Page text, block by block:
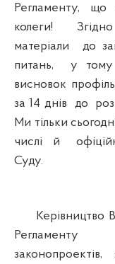
Регламенту, що
колеги!
матеріали до
питань, у тому
висновок
за 14 днів до
Ми тільки
числі й
Суду.
Керівництво
Регламенту
законопроектів,